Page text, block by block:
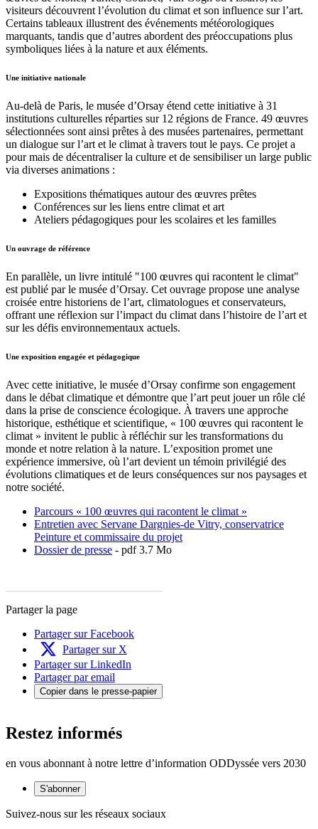
visiteurs découvrent l’évolution du climat et son influence sur l’art.
Certains tableaux illustrent des événements météorologiques
marquants, tandis que d’autres abordent des préoccupations plus
symboliques liées à la nature et aux éléments.
Une initiative nationale
Au-delà de Paris, le musée d’Orsay étend cette initiative à 31
institutions culturelles réparties sur 12 régions de France. 49 œuvres
sélectionnées sont ainsi prêtes à des musées partenaires, permettant
un dialogue sur l’art et le climat à travers tout le pays. Ce projet a
pour mais de décentraliser la culture et de sensibiliser un large public
via diverses animations :
Expositions thématiques autour des œuvres prêtes
Conférences sur les liens entre climat et art
Ateliers pédagogiques pour les scolaires et les familles
Un ouvrage de référence
En parallèle, un livre intitulé "100 œuvres qui racontent le climat"
est publié par le musée d’Orsay. Cet ouvrage propose une analyse
croisée entre historiens de l’art, climatologues et conservateurs,
offrant une réflexion sur l’impact du climat dans l’histoire de l’art et
sur les défis environnementaux actuels.
Une exposition engagée et pédagogique
Avec cette initiative, le musée d’Orsay confirme son engagement
dans le débat climatique et démontre que l’art peut jouer un rôle clé
dans la prise de conscience écologique. À travers une approche
historique, esthétique et scientifique, « 100 œuvres qui racontent le
climat » invitent le public à réfléchir sur les transformations du
monde et notre relation à la nature. L’exposition promet une
expérience immersive, où l’art devient un témoin privilégié des
évolutions climatiques et de leurs conséquences sur nos paysages et
notre société.
Parcours « 100 œuvres qui racontent le climat »
Entretien avec Servane Dargnies-de Vitry, conservatrice
Peinture et commissaire du projet
Dossier de presse - pdf 3.7 Mo
Partager la page
Partager sur Facebook
Partager sur X
Partager sur LinkedIn
Partager par email
Copier dans le presse-papier
Restez informés
en vous abonnant à notre lettre d’information ODDyssée vers 2030
S'abonner
Suivez-nous sur les réseaux sociaux